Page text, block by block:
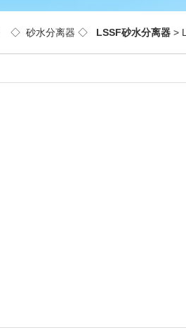
◇ 砂水分离器 ◇ LSSF砂水分离器 >